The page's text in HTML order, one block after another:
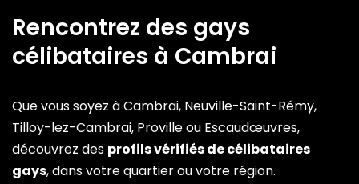
Rencontrez des gays
célibataires à Cambrai
Que vous soyez à Cambrai, Neuville-Saint-Rémy,
Tilloy-lez-Cambrai, Proville ou Escaudœuvres,
découvrez des profils vérifiés de célibataires
gays, dans votre quartier ou votre région.